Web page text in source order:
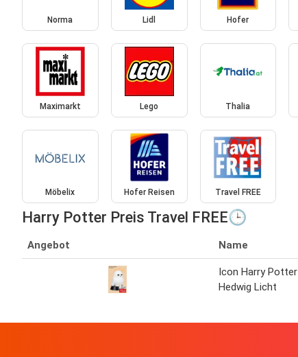
Norma Lidl Hofer
Maximarkt Lego Thalia
Möbelix Hofer Reisen Travel FREE
Harry Potter Preis Travel FREE🕒
Angebot Name
Icon Harry Potter
Hedwig Licht